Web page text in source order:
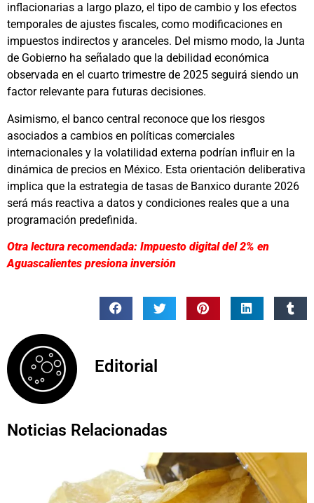
inflacionarias a largo plazo, el tipo de cambio y los efectos
temporales de ajustes fiscales, como modificaciones en
impuestos indirectos y aranceles. Del mismo modo, la Junta
de Gobierno ha señalado que la debilidad económica
observada en el cuarto trimestre de 2025 seguirá siendo un
factor relevante para futuras decisiones.
Asimismo, el banco central reconoce que los riesgos
asociados a cambios en políticas comerciales
internacionales y la volatilidad externa podrían influir en la
dinámica de precios en México. Esta orientación deliberativa
implica que la estrategia de tasas de Banxico durante 2026
será más reactiva a datos y condiciones reales que a una
programación predefinida.
Otra lectura recomendada: Impuesto digital del 2% en
Aguascalientes presiona inversión
Editorial
Noticias Relacionadas